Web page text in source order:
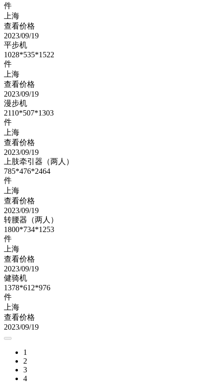
件
上海
查看价格
2023/09/19
平步机
1028*535*1522
件
上海
查看价格
2023/09/19
漫步机
2110*507*1303
件
上海
查看价格
2023/09/19
上肢牵引器（两人）
785*476*2464
件
上海
查看价格
2023/09/19
转腰器（两人）
1800*734*1253
件
上海
查看价格
2023/09/19
健骑机
1378*612*976
件
上海
查看价格
2023/09/19
1
2
3
4